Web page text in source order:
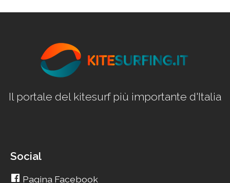
Il portale del kitesurf più importante d'Italia
Social
Pagina Facebook